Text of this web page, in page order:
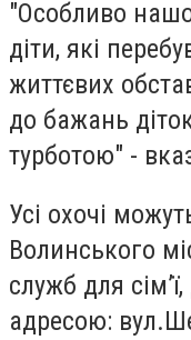
"Особливо
діти, які
життєвих
до бажань
турботою" -
Усі охочі
Волинського
служб для
адресою: